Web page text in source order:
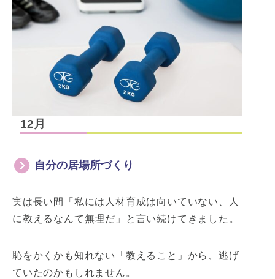
12月
自分の居場所づくり
実は長い間「私には人材育成は向いていない、人
に教えるなんて無理だ」と言い続けてきました。
恥をかくかも知れない「教えること」から、逃げ
ていたのかもしれません。